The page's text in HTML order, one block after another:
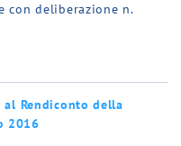
con deliberazione n.
Rendiconto della
2016